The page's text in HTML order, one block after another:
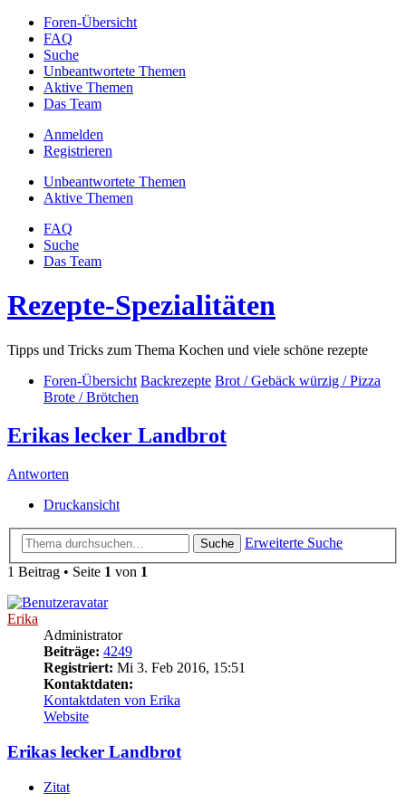
Foren-Übersicht
FAQ
Suche
Unbeantwortete Themen
Aktive Themen
Das Team
Anmelden
Registrieren
Unbeantwortete Themen
Aktive Themen
FAQ
Suche
Das Team
Rezepte-Spezialitäten
Tipps und Tricks zum Thema Kochen und viele schöne rezepte
Foren-Übersicht Backrezepte Brot / Gebäck würzig / Pizza
Brote / Brötchen
Erikas lecker Landbrot
Antworten
Druckansicht
Suche
Erweiterte Suche
1 Beitrag • Seite 1 von 1
Erika
Administrator
Beiträge: 4249
Registriert: Mi 3. Feb 2016, 15:51
Kontaktdaten:
Kontaktdaten von Erika
Website
Erikas lecker Landbrot
Zitat